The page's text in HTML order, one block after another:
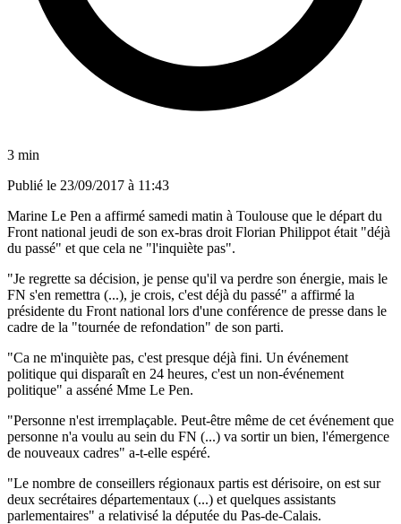
3 min
Publié le 23/09/2017 à 11:43
Marine Le Pen a affirmé samedi matin à Toulouse que le départ du
Front national jeudi de son ex-bras droit Florian Philippot était "déjà
du passé" et que cela ne "l'inquiète pas".
"Je regrette sa décision, je pense qu'il va perdre son énergie, mais le
FN s'en remettra (...), je crois, c'est déjà du passé" a affirmé la
présidente du Front national lors d'une conférence de presse dans le
cadre de la "tournée de refondation" de son parti.
"Ca ne m'inquiète pas, c'est presque déjà fini. Un événement
politique qui disparaît en 24 heures, c'est un non-événement
politique" a asséné Mme Le Pen.
"Personne n'est irremplaçable. Peut-être même de cet événement que
personne n'a voulu au sein du FN (...) va sortir un bien, l'émergence
de nouveaux cadres" a-t-elle espéré.
"Le nombre de conseillers régionaux partis est dérisoire, on est sur
deux secrétaires départementaux (...) et quelques assistants
parlementaires" a relativisé la députée du Pas-de-Calais.